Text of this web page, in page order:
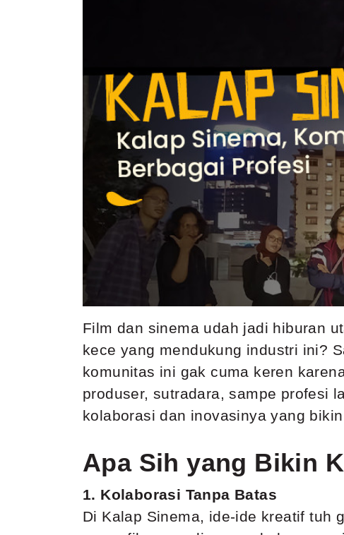
Film dan sinema udah jadi hiburan
kece yang mendukung industri ini?
komunitas ini gak cuma keren
produser, sutradara, sampe profesi
kolaborasi dan inovasinya yang
Apa Sih yang Bikin
1. Kolaborasi Tanpa Batas
Di Kalap Sinema, ide-ide kreatif tuh